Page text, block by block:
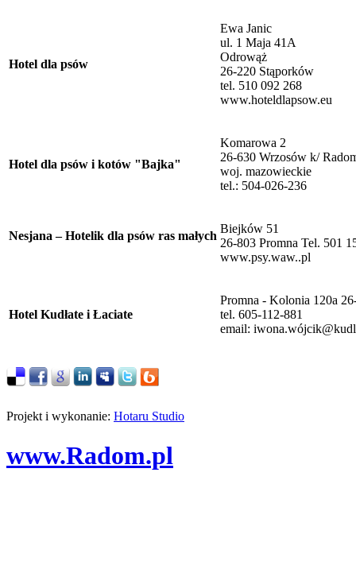
Hotel dla psów
Ewa Janic
ul. 1 Maja 41A
Odrowąż
26-220 Stąporków
tel. 510 092 268
www.hoteldlapsow.eu
Hotel dla psów i kotów "Bajka"
Komarowa 2
26-630 Wrzosów k/
woj. mazowieckie
tel.: 504-026-236
Nesjana – Hotelik dla psów ras małych
Biejków 51
26-803 Promna Tel. 501
www.psy.waw..pl
Hotel Kudłate i Łaciate
Promna - Kolonia 120a
tel. 605-112-881
email:
Projekt i wykonanie: Hotaru Studio
www.Radom.pl